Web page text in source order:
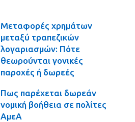
Μεταφορές χρημάτων
μεταξύ τραπεζικών
λογαριασμών: Πότε
θεωρούνται γονικές
παροχές ή δωρεές
Πως παρέχεται δωρεάν
νομική βοήθεια σε πολίτες
ΑμεΑ